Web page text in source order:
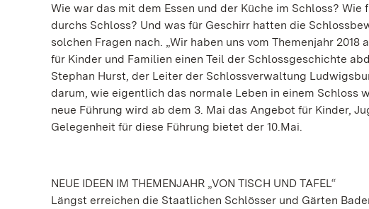
Wie war das mit dem Essen und der Küche im Schloss?
durchs Schloss? Und was für Geschirr hatten die
solchen Fragen nach. „Wir haben uns vom Themenjahr
für Kinder und Familien einen Teil der Schlossgeschichte
Stephan Hurst, der Leiter der Schlossverwaltung
darum, wie eigentlich das normale Leben in einem Schloss
neue Führung wird ab dem 3. Mai das Angebot für Kinder,
Gelegenheit für diese Führung bietet der 10.Mai.
NEUE IDEEN IM THEMENJAHR „VON TISCH UND TAFEL“
Längst erreichen die Staatlichen Schlösser und Gärten